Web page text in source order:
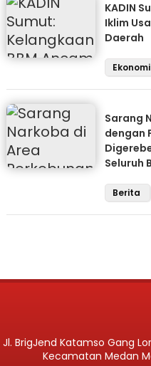
KADIN
Iklim
Daerah
Ekonomi
Sarang
dengan
Seluruh
Berita
Jl. BrigJend Katamso Gang
Kecamatan Medan